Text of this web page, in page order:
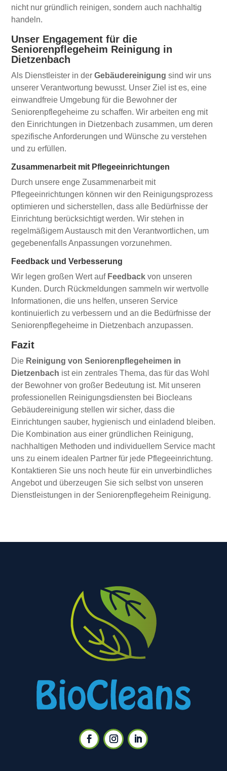
nicht nur gründlich reinigen, sondern auch nachhaltig
handeln.
Unser Engagement für die
Seniorenpflegeheim Reinigung in
Dietzenbach
Als Dienstleister in derGebäudereinigung sind wir uns
unserer Verantwortung bewusst. Unser Ziel ist es, eine
einwandfreie Umgebung für die Bewohner der
Seniorenpflegeheime zu schaffen. Wir arbeiten eng mit
den Einrichtungen in Dietzenbach zusammen, um deren
spezifische Anforderungen und Wünsche zu verstehen
und zu erfüllen.
Zusammenarbeit mit Pflegeeinrichtungen
Durch unsere enge Zusammenarbeit mit
Pflegeeinrichtungen können wir den Reinigungsprozess
optimieren und sicherstellen, dass alle Bedürfnisse der
Einrichtung berücksichtigt werden. Wir stehen in
regelmäßigem Austausch mit den Verantwortlichen, um
gegebenenfalls Anpassungen vorzunehmen.
Feedback und Verbesserung
Wir legen großen Wert auf Feedback von unseren
Kunden. Durch Rückmeldungen sammeln wir wertvolle
Informationen, die uns helfen, unseren Service
kontinuierlich zu verbessern und an die Bedürfnisse der
Seniorenpflegeheime in Dietzenbach anzupassen.
Fazit
Die Reinigung von Seniorenpflegeheimen in
Dietzenbach ist ein zentrales Thema, das für das Wohl
der Bewohner von großer Bedeutung ist. Mit unseren
professionellen Reinigungsdiensten bei Biocleans
Gebäudereinigung stellen wir sicher, dass die
Einrichtungen sauber, hygienisch und einladend bleiben.
Die Kombination aus einer gründlichen Reinigung,
nachhaltigen Methoden und individuellem Service macht
uns zu einem idealen Partner für jede Pflegeeinrichtung.
Kontaktieren Sie uns noch heute für ein unverbindliches
Angebot und überzeugen Sie sich selbst von unseren
Dienstleistungen in der Seniorenpflegeheim Reinigung.